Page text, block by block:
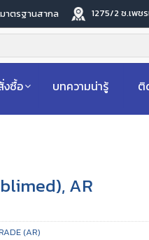
าตรฐานสากล 1275/2 ซ.เพช
งซื้อ บทความน่ารู้ ติ
AR
(AR)